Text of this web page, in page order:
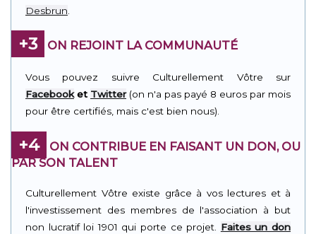
Desbrun
+3 ON REJOINT LA COMMUNAUTÉ
Vous pouvez suivre Culturellement Vôtre sur
Facebooket Twitter(on n'a pas payé 8 euros par mois
pour être certifiés, mais c'est bien nous).
+4
ON CONTRIBUE EN FAISANT UN DON, OU
PAR SON TALENT
Culturellement Vôtre existe grâce à vos lectures et à
l'investissement des membres de l'association à but
non lucratif loi 1901 qui porte ce projet. Faites un don